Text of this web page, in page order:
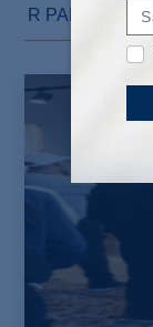
R PAR :